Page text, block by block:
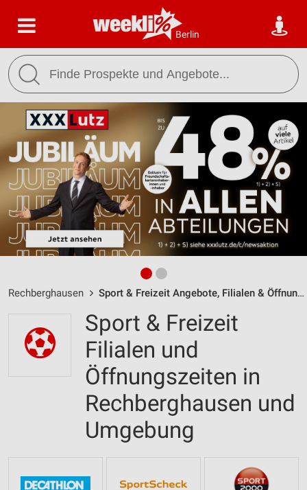
Berlin
Rechberghausen Sport & Freizeit Angebote, Filialen & Öffnungszeiten
Sport & Freizeit
Filialen und
Öffnungszeiten in
Rechberghausen und
Umgebung